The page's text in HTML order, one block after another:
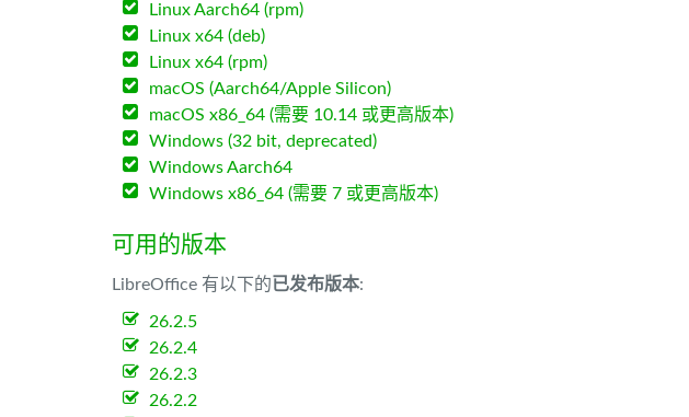
Linux Aarch64 (rpm)
Linux x64 (deb)
Linux x64 (rpm)
macOS (Aarch64/Apple Silicon)
macOS x86_64 (需要 10.14 或更高版本)
Windows (32 bit, deprecated)
Windows Aarch64
Windows x86_64 (需要 7 或更高版本)
可用的版本
LibreOffice 有以下的已发布版本:
26.2.5
26.2.4
26.2.3
26.2.2